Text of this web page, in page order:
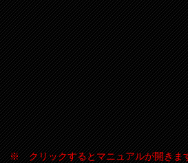
※ クリックするとマニュアルが開きま